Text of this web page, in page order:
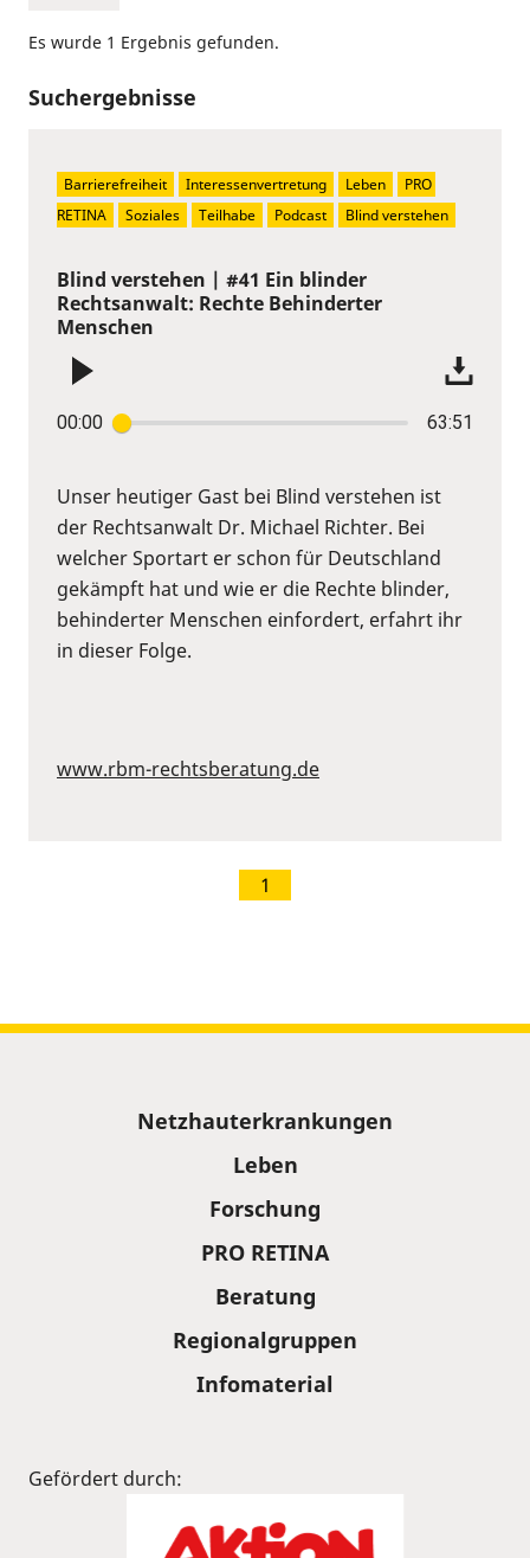
Es wurde 1 Ergebnis gefunden.
Suchergebnisse
Blind verstehen | #41 Ein blinder
Rechtsanwalt: Rechte Behinderter
Menschen
00:00 63:51
Unser heutiger Gast bei Blind verstehen ist
der Rechtsanwalt Dr. Michael Richter. Bei
welcher Sportart er schon für Deutschland
gekämpft hat und wie er die Rechte blinder,
behinderter Menschen einfordert, erfahrt ihr
in dieser Folge.
www.rbm-rechtsberatung.de
Barrierefreiheit Interessenvertretung Leben
PRO
RETINA
Soziales Teilhabe Podcast Blind verstehen
1
Netzhauterkrankungen
Leben
Forschung
PRO RETINA
Beratung
Regionalgruppen
Infomaterial
Gefördert durch: